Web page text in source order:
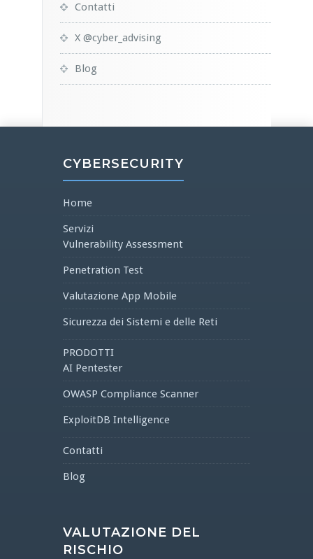
Contatti
X @cyber_advising
Blog
CYBERSECURITY
Home
Servizi
Vulnerability Assessment
Penetration Test
Valutazione App Mobile
Sicurezza dei Sistemi e delle Reti
PRODOTTI
AI Pentester
OWASP Compliance Scanner
ExploitDB Intelligence
Contatti
Blog
VALUTAZIONE DEL
RISCHIO